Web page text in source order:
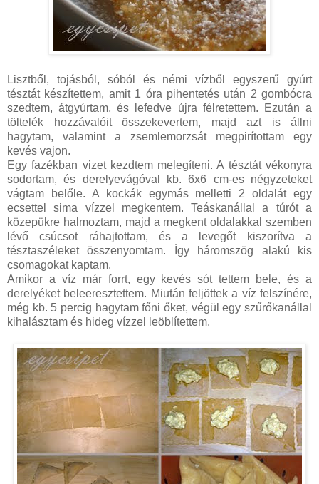
Lisztből, tojásból, sóból és némi vízből egyszerű gyúrt
tésztát készítettem, amit 1 óra pihentetés után 2 gombócra
szedtem, átgyúrtam, és lefedve újra félretettem. Ezután a
töltelék hozzávalóit összekevertem, majd azt is állni
hagytam, valamint a zsemlemorzsát megpirítottam egy
kevés vajon.
Egy fazékban vizet kezdtem melegíteni. A tésztát vékonyra
sodortam, és derelyevágóval kb. 6x6 cm-es négyzeteket
vágtam belőle. A kockák egymás melletti 2 oldalát egy
ecsettel sima vízzel megkentem. Teáskanállal a túrót a
közepükre halmoztam, majd a megkent oldalakkal szemben
lévő csúcsot ráhajtottam, és a levegőt kiszorítva a
tésztaszéleket összenyomtam. Így háromszög alakú kis
csomagokat kaptam.
Amikor a víz már forrt, egy kevés sót tettem bele, és a
derelyéket beleeresztettem. Miután feljöttek a víz felszínére,
még kb. 5 percig hagytam főni őket, végül egy szűrőkanállal
kihalásztam és hideg vízzel leöblítettem.